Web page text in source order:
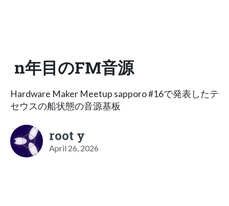
n年目のFM音源
Hardware Maker Meetup sapporo #16で発表したテ
セウスの船状態の音源基板
root y
April 26, 2026